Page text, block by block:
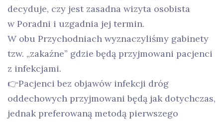
decyduje, czy jest zasadna wizyta osobista
w Poradni i uzgadnia jej termin.
W obu Przychodniach wyznaczyliśmy gabinety
tzw. „zakaźne” gdzie będą przyjmowani pacjenci
z infekcjami.
👉Pacjenci bez objawów infekcji dróg
oddechowych przyjmowani będą jak dotychczas,
jednak preferowaną metodą pierwszego